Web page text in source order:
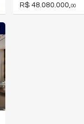
R$ 48.080.000, 00